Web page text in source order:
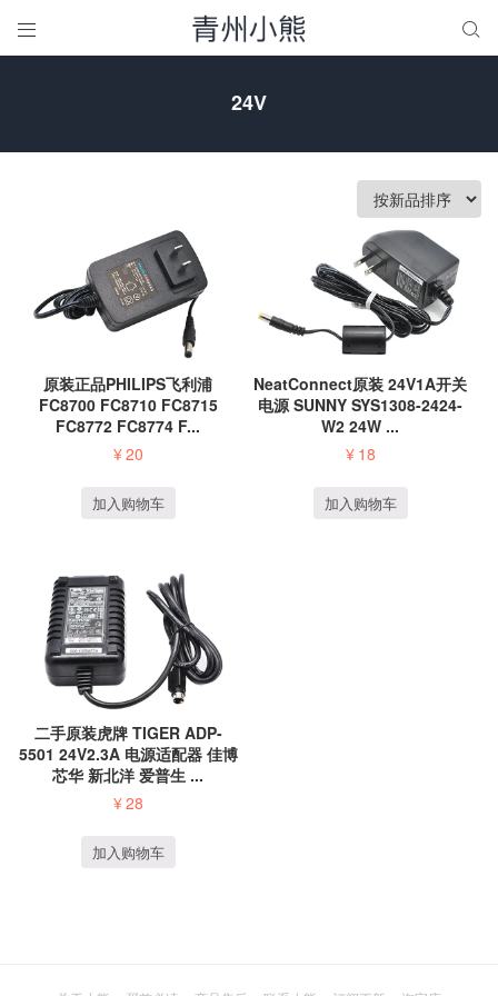
 
24V
原装正品PHILIPS飞利浦
FC8700 FC8710 FC8715
FC8772 FC8774 F...
¥20
加入购物车
NeatConnect原装 24V1A开关
电源 SUNNY SYS1308-2424-
W2 24W ...
¥ 18
加入购物车
二手原装虎牌 TIGER ADP-
5501 24V2.3A 电源适配器 佳博
芯华 新北洋 爱普生 ...
¥28
加入购物车